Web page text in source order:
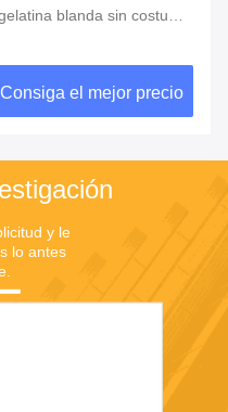
de Softgel con
Consiga el mejor precio
y le
lo antes